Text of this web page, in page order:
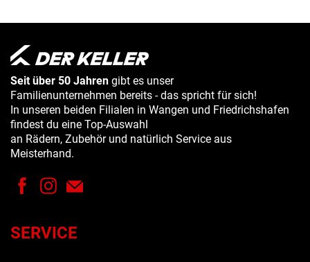
Seit über 50 Jahren gibt es unser
Familienunternehmen bereits - das spricht für sich!
In unseren beiden Filialen in Wangen und Friedrichshafen
findest du eine Top-Auswahl
an Rädern, Zubehör und natürlich Service aus
Meisterhand.
SERVICE